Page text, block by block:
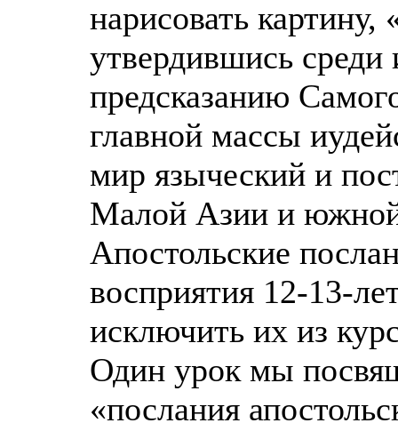
нарисовать
утвердившись среди
предсказанию
главной массы
мир языческий и
Малой Азии и
Апостольские
восприятия 12-13-
исключить их из
Один урок мы
«послания